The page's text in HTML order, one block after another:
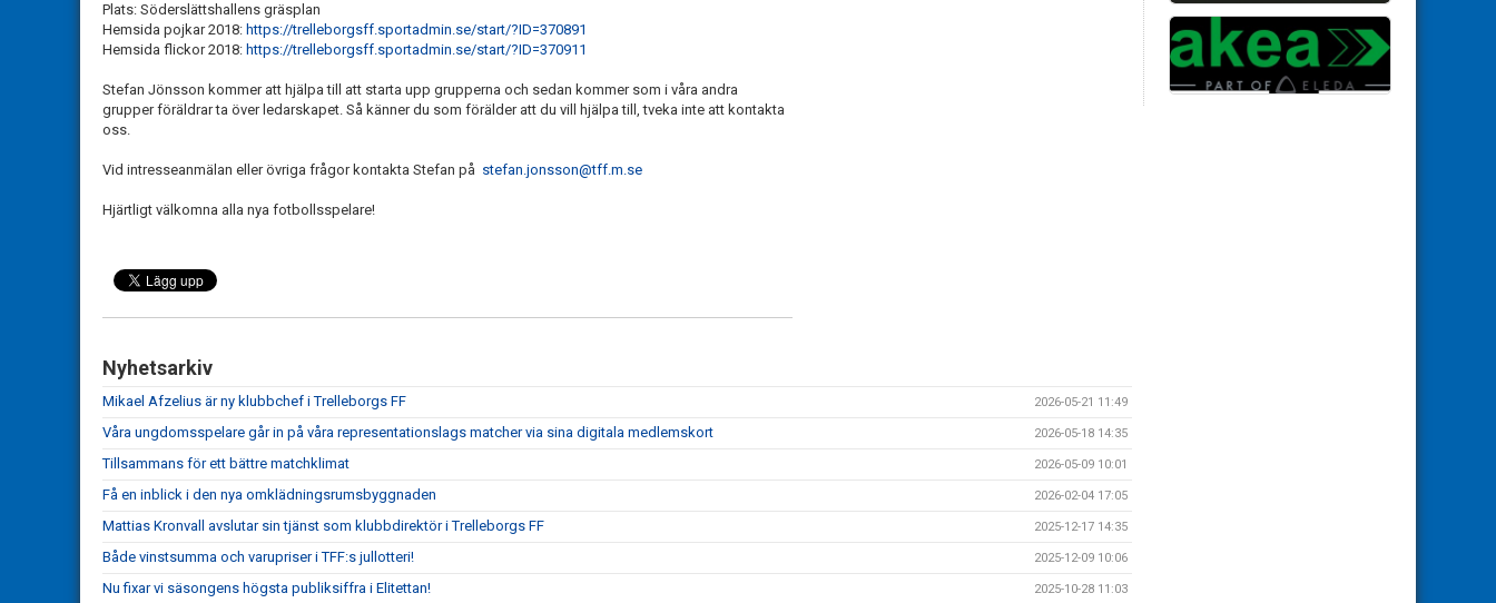
Plats: Söderslättshallens gräsplan
Hemsida pojkar 2018: https://trelleborgsff.sportadmin.se/start/?ID=370891
Hemsida flickor 2018: https://trelleborgsff.sportadmin.se/start/?ID=370911
Stefan Jönsson kommer att hjälpa till att starta upp grupperna och sedan kommer som i våra andra
grupper föräldrar ta över ledarskapet. Så känner du som förälder att du vill hjälpa till, tveka inte att kontakta
oss.
Vid intresseanmälan eller övriga frågor kontakta Stefan på stefan.jonsson@tff.m.se
Hjärtligt välkomna alla nya fotbollsspelare!
Nyhetsarkiv
Mikael Afzelius är ny klubbchef i Trelleborgs FF 2026-05-21 11:49
Våra ungdomsspelare går in på våra representationslags matcher via sina digitala medlemskort 2026-05-18 14:35
Tillsammans för ett bättre matchklimat 2026-05-09 10:01
Få en inblick i den nya omklädningsrumsbyggnaden 2026-02-04 17:05
Mattias Kronvall avslutar sin tjänst som klubbdirektör i Trelleborgs FF 2025-12-17 14:35
Både vinstsumma och varupriser i TFF:s jullotteri! 2025-12-09 10:06
Nu fixar vi säsongens högsta publiksiffra i Elitettan! 2025-10-28 11:03